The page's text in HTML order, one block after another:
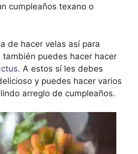
cumpleaños texano o
de hacer velas así para
también puedes hacer hacer
A estos sí les debes
y puedes hacer varios
arreglo de cumpleaños.